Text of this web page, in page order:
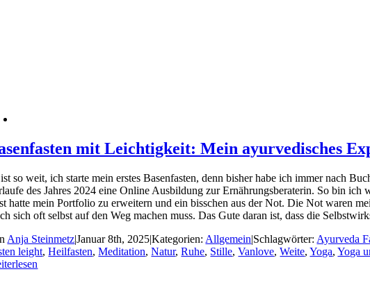
mit Leichtigkeit: Mein ayurvedisches
so weit, ich starte mein erstes Basenfasten, denn bisher habe ich immer nach
des Jahres 2024 eine Online Ausbildung zur Ernährungsberaterin. So bin
hatte mein Portfolio zu erweitern und ein bisschen aus der Not. Die Not waren
sich oft selbst auf den Weg machen muss. Das Gute daran ist, dass die
Anja Steinmetz|Januar 8th, 2025|Kategorien: Allgemein|Schlagwörter: Ayurveda
leight,Heilfasten,Meditation,Natur,Ruhe, Stille,Vanlove,Weite,Yoga,Yoga